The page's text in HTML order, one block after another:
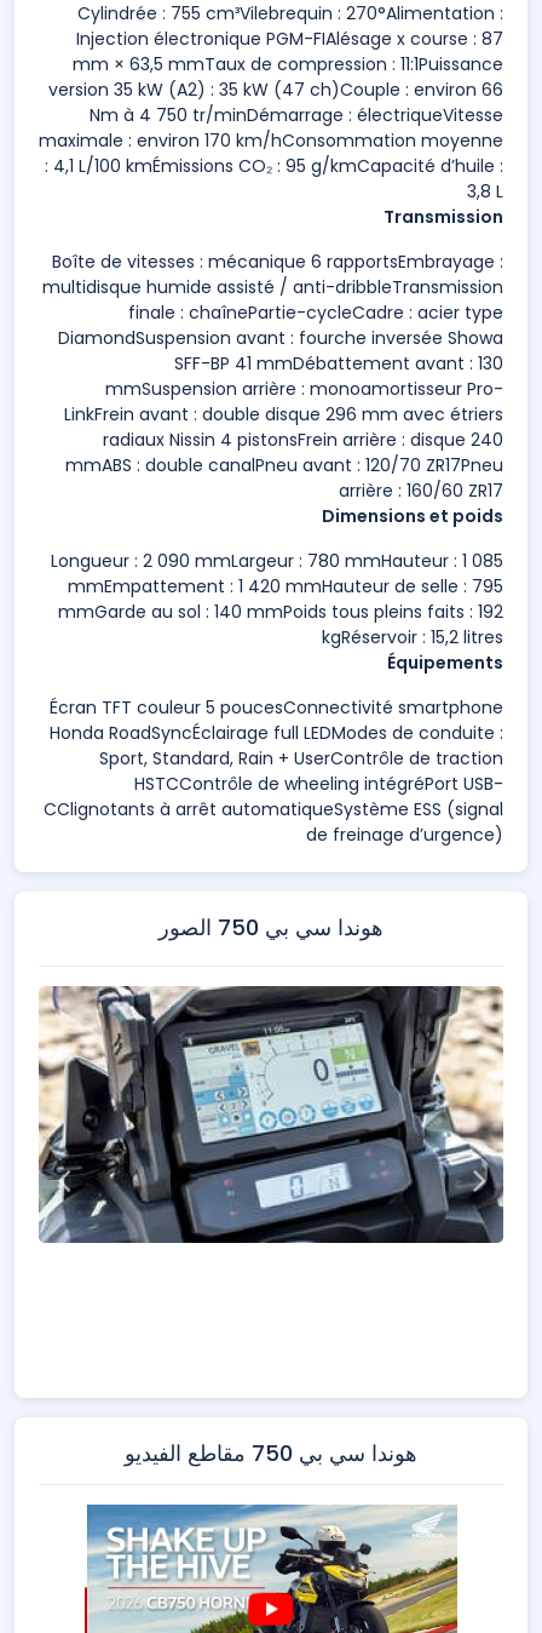
Cylindrée : 755 cm³Vilebrequin : 270°Alimentation :
Injection électronique PGM-FIAlésage x course : 87
mm × 63,5 mmTaux de compression : 11:1Puissance
version 35 kW (A2) : 35 kW (47 ch)Couple : environ 66
Nm à 4 750 tr/minDémarrage : électriqueVitesse
maximale : environ 170 km/hConsommation moyenne
: 4,1 L/100 kmÉmissions CO₂ : 95 g/kmCapacité d’huile :
3,8 L
Transmission
Boîte de vitesses : mécanique 6 rapportsEmbrayage :
multidisque humide assisté / anti-dribbleTransmission
finale : chaînePartie-cycleCadre : acier type
DiamondSuspension avant : fourche inversée Showa
SFF-BP 41 mmDébattement avant : 130
mmSuspension arrière : monoamortisseur Pro-
LinkFrein avant : double disque 296 mm avec étriers
radiaux Nissin 4 pistonsFrein arrière : disque 240
mmABS : double canalPneu avant : 120/70 ZR17Pneu
arrière : 160/60 ZR17
Dimensions et poids
Longueur : 2 090 mmLargeur : 780 mmHauteur : 1 085
mmEmpattement : 1 420 mmHauteur de selle : 795
mmGarde au sol : 140 mmPoids tous pleins faits : 192
kgRéservoir : 15,2 litres
Équipements
Écran TFT couleur 5 poucesConnectivité smartphone
Honda RoadSyncÉclairage full LEDModes de conduite :
Sport, Standard, Rain + UserContrôle de traction
HSTCContrôle de wheeling intégréPort USB-
CClignotants à arrêt automatiqueSystème ESS (signal
de freinage d’urgence)
هوندا سي بي 750 الصور
هوندا سي بي 750 مقاطع الفيديو